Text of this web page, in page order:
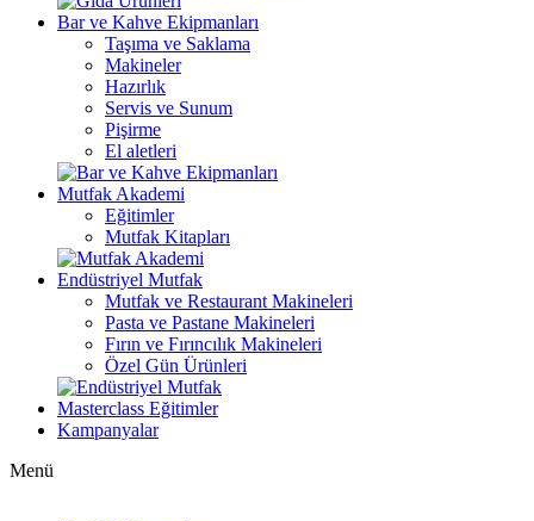
Bar ve Kahve Ekipmanları
Taşıma ve Saklama
Makineler
Hazırlık
Servis ve Sunum
Pişirme
El aletleri
Mutfak Akademi
Eğitimler
Mutfak Kitapları
Endüstriyel Mutfak
Mutfak ve Restaurant Makineleri
Pasta ve Pastane Makineleri
Fırın ve Fırıncılık Makineleri
Özel Gün Ürünleri
Masterclass Eğitimler
Kampanyalar
Menü